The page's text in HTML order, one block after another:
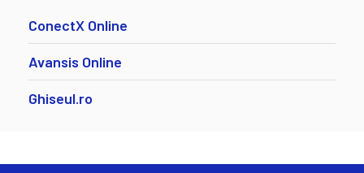
ConectX Online
Avansis Online
Ghiseul.ro